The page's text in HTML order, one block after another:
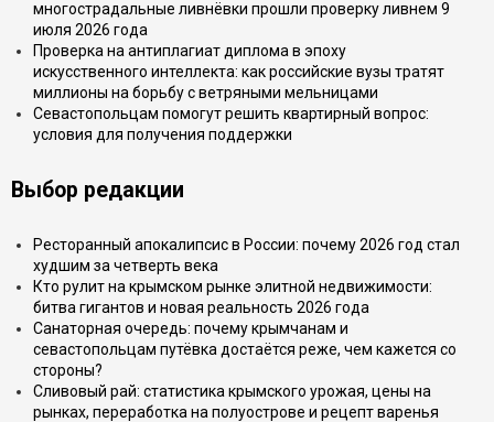
многострадальные ливнёвки прошли проверку ливнем 9
июля 2026 года
Проверка на антиплагиат диплома в эпоху
искусственного интеллекта: как российские вузы тратят
миллионы на борьбу с ветряными мельницами
Севастопольцам помогут решить квартирный вопрос:
условия для получения поддержки
Выбор редакции
Ресторанный апокалипсис в России: почему 2026 год стал
худшим за четверть века
Кто рулит на крымском рынке элитной недвижимости:
битва гигантов и новая реальность 2026 года
Санаторная очередь: почему крымчанам и
севастопольцам путёвка достаётся реже, чем кажется со
стороны?
Сливовый рай: статистика крымского урожая, цены на
рынках, переработка на полуострове и рецепт варенья